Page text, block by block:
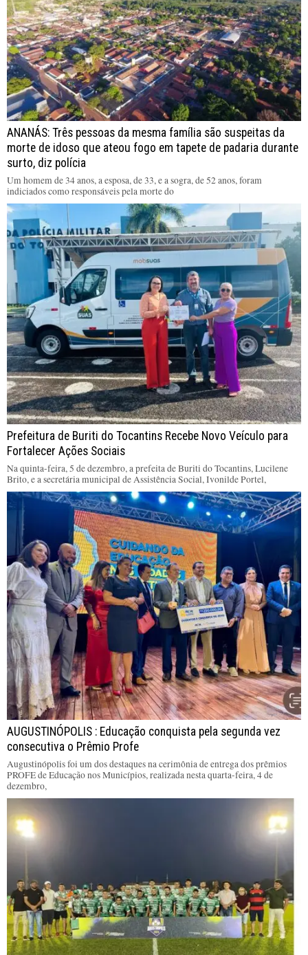
ANANÁS: Três pessoas da mesma família são suspeitas da
morte de idoso que ateou fogo em tapete de padaria durante
surto, diz polícia
Um homem de 34 anos, a esposa, de 33, e a sogra, de 52 anos, foram
indiciados como responsáveis pela morte do
Prefeitura de Buriti do Tocantins Recebe Novo Veículo para
Fortalecer Ações Sociais
Na quinta-feira, 5 de dezembro, a prefeita de Buriti do Tocantins, Lucilene
Brito, e a secretária municipal de Assistência Social, Ivonilde Portel,
AUGUSTINÓPOLIS : Educação conquista pela segunda vez
consecutiva o Prêmio Profe
Augustinópolis foi um dos destaques na cerimônia de entrega dos prêmios
PROFE de Educação nos Municípios, realizada nesta quarta-feira, 4 de
dezembro,